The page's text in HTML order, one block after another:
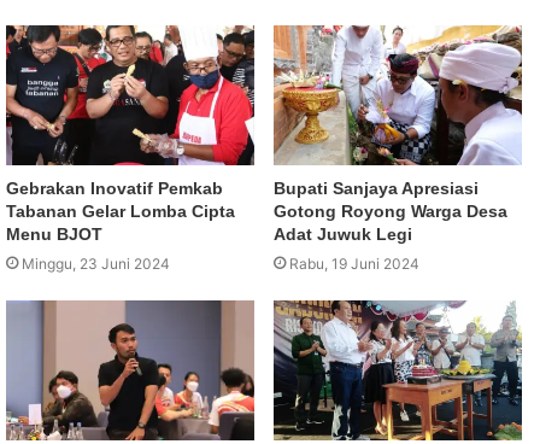
Gebrakan Inovatif Pemkab
Tabanan Gelar Lomba Cipta
Menu BJOT
Minggu, 23 Juni 2024
Bupati Sanjaya Apresiasi
Gotong Royong Warga Desa
Adat Juwuk Legi
Rabu, 19 Juni 2024